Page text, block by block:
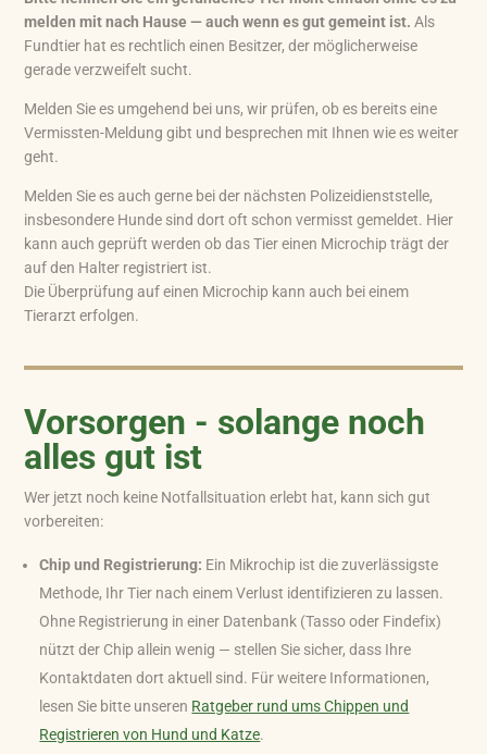
melden mit nach Hause — auch wenn es gut gemeint ist. Als
Fundtier hat es rechtlich einen Besitzer, der möglicherweise
gerade verzweifelt sucht.
Melden Sie es umgehend bei uns, wir prüfen, ob es bereits eine
Vermissten-Meldung gibt und besprechen mit Ihnen wie es weiter
geht.
Melden Sie es auch gerne bei der nächsten Polizeidienststelle,
insbesondere Hunde sind dort oft schon vermisst gemeldet. Hier
kann auch geprüft werden ob das Tier einen Microchip trägt der
auf den Halter registriert ist.
Die Überprüfung auf einen Microchip kann auch bei einem
Tierarzt erfolgen.
Vorsorgen - solange noch
alles gut ist
Wer jetzt noch keine Notfallsituation erlebt hat, kann sich gut
vorbereiten:
Chip und Registrierung: Ein Mikrochip ist die zuverlässigste
Methode, Ihr Tier nach einem Verlust identifizieren zu lassen.
Ohne Registrierung in einer Datenbank (Tasso oder Findefix)
nützt der Chip allein wenig — stellen Sie sicher, dass Ihre
Kontaktdaten dort aktuell sind. Für weitere Informationen,
lesen Sie bitte unseren Ratgeber rund ums Chippen und
Registrieren von Hund und Katze.